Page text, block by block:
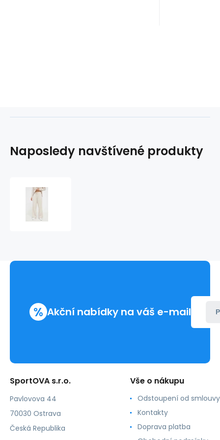
Naposledy navštívené produkty
Tommy
% Akční nabídky na váš e-mail
SportOVA s.r.o.
Pavlovova 44
70030 Ostrava
Česká Republika
Vše o nákupu
Odstoupení od smlouvy
Kontakty
Doprava platba